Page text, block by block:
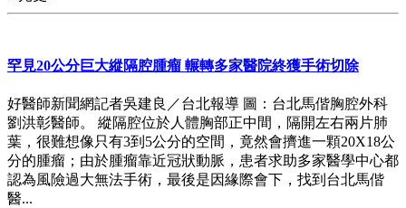
罕見20公分巨大縱隔腔腫瘤 輾轉多家醫院終獲手術切除
好醫師新聞網記者吳建良／台北報導 圖：台北馬偕胸腔外科
劉洪彰醫師。 縱隔腔位於人體胸部正中間，隔開左右兩片肺
葉，很難想像只有3到5公分的空間，竟然會擠進一顆20X18公
分的腫瘤；由於腫瘤靠近冠狀動脈，患者求助多家醫學中心都
認為風險過大無法手術，最後是因緣際會下，找到台北馬偕
醫...